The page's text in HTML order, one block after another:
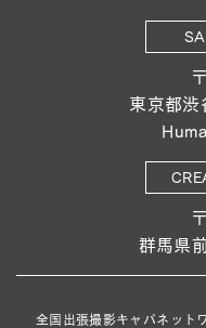
東京都渋
群馬県
全国出張撮影キャパネット